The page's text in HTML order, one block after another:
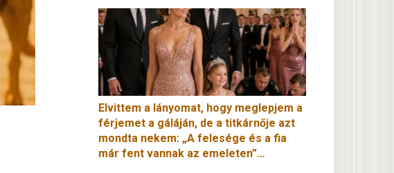
Elvittem a lányomat, hogy meglepjem a
férjemet a gáláján, de a titkárnője azt
mondta nekem: „A felesége és a fia
már fent vannak az emeleten”…